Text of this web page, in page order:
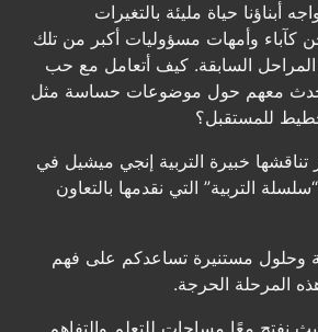
أبناؤنا حياة مليئة بالتغيرات
كآباء وأمهات مسؤوليات أكبر من تلك
المراحل السابقة. كيف أتعامل مع حب
معهم حول موضوعات حساسة مثل
للمستقبل؟
تناقشها خبيرة التربية إنجي ميشيل في
التربية” التي نقدمها بالتعاون
وحلول مستنيرة تساعدكم على فهم
المرحلة الحرجة.
نفتح معًا مساحات للتعلم والتفاهم.